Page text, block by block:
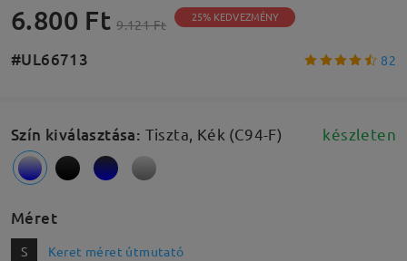
6.800 Ft 9.121 Ft 25% KEDVEZMÉNY
#UL66713 82
Szín kiválasztása: Tiszta, Kék (C94-F) készleten
Méret
S Keret méret útmutató